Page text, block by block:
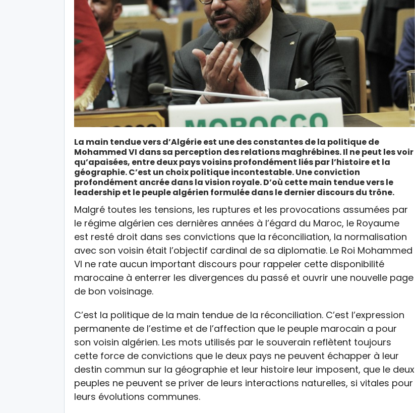
La main tendue vers d’Algérie est une des constantes de la politique de
Mohammed VI dans sa perception des relations maghrébines. Il ne peut les voir
qu’apaisées, entre deux pays voisins profondément liés par l’histoire et la
géographie. C’est un choix politique incontestable. Une conviction
profondément ancrée dans la vision royale. D’où cette main tendue vers le
leadership et le peuple algérien formulée dans le dernier discours du trône.
Malgré toutes les tensions, les ruptures et les provocations assumées par
le régime algérien ces dernières années à l’égard du Maroc, le Royaume
est resté droit dans ses convictions que la réconciliation, la normalisation
avec son voisin était l’objectif cardinal de sa diplomatie. Le Roi Mohammed
VI ne rate aucun important discours pour rappeler cette disponibilité
marocaine à enterrer les divergences du passé et ouvrir une nouvelle page
de bon voisinage.
C’est la politique de la main tendue de la réconciliation. C’est l’expression
permanente de l’estime et de l’affection que le peuple marocain a pour
son voisin algérien. Les mots utilisés par le souverain reflètent toujours
cette force de convictions que le deux pays ne peuvent échapper à leur
destin commun sur la géographie et leur histoire leur imposent, que le deux
peuples ne peuvent se priver de leurs interactions naturelles, si vitales pour
leurs évolutions communes.